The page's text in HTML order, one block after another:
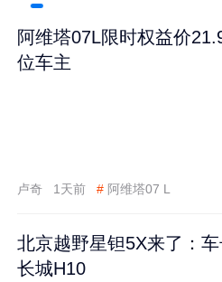
阿维塔07L限时权益价
位车主
卢奇 1天前 # 阿维塔07 L
北京越野星钽5X来了：
长城H10